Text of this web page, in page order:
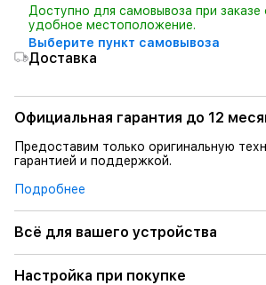
Доступно для самовывоза при
удобное местоположение.
Выберите пункт самовывоза
Доставка
Официальная гарантия до 12
Предоставим только оригинальную
гарантией и поддержкой.
Подробнее
Всё для вашего устройства
Настройка при покупке